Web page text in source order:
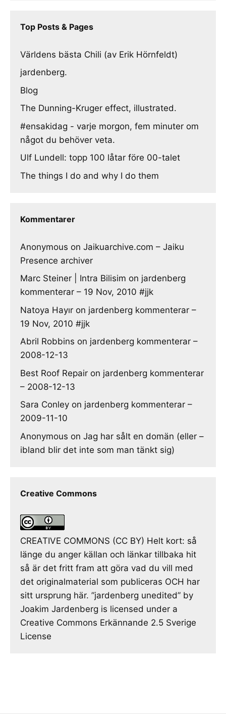
Top Posts & Pages
Världens bästa Chili (av Erik Hörnfeldt)
jardenberg.
Blog
The Dunning-Kruger effect, illustrated.
#ensakidag - varje morgon, fem minuter om
något du behöver veta.
Ulf Lundell: topp 100 låtar före 00-talet
The things I do and why I do them
Kommentarer
Anonymous on Jaikuarchive.com – Jaiku
Presence archiver
Marc Steiner | Intra Bilisim on jardenberg
kommenterar – 19 Nov, 2010 #jjk
Natoya Hayır on jardenberg kommenterar –
19 Nov, 2010 #jjk
Abril Robbins on jardenberg kommenterar –
2008-12-13
Best Roof Repair on jardenberg kommenterar
– 2008-12-13
Sara Conley on jardenberg kommenterar –
2009-11-10
Anonymous on Jag har sålt en domän (eller –
ibland blir det inte som man tänkt sig)
Creative Commons
CREATIVE COMMONS (CC BY) Helt kort: så
länge du anger källan och länkar tillbaka hit
så är det fritt fram att göra vad du vill med
det originalmaterial som publiceras OCH har
sitt ursprung här. ”jardenberg unedited” by
Joakim Jardenberg is licensed under a
Creative Commons Erkännande 2.5 Sverige
License